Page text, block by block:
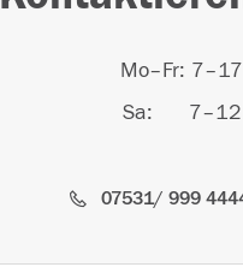
Mo–Fr:
Sa: 7–12
07531/ 999